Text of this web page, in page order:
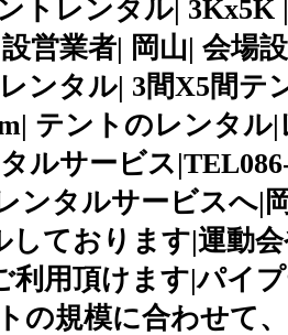
トレンタル| 3Kx5K
営業者| 岡山| 会場
ンタル| 3間X5間
テントのレンタ
ルサービス
ンタルサービスへ|
しております|運動
利用頂けます|パイ
の規模に合わせて